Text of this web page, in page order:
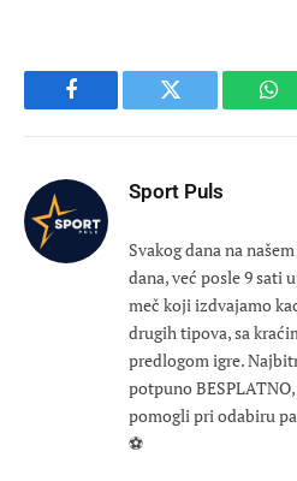
Facebook Twitter
Sport Puls
Svakog dana na
dana, već posle 9 sati
meč koji izdvajamo
drugih tipova, sa
predlogom igre.
potpuno
pomogli pri odabiru
⚽